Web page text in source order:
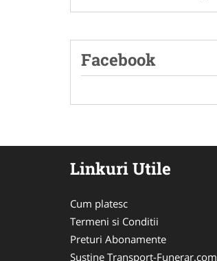
Facebook
Linkuri Utile
Cum platesc
Termeni si Conditii
Preturi Abonamente
Sustine Transport-Funerar.com